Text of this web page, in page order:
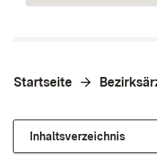
Startseite
Inhaltsverzeichnis